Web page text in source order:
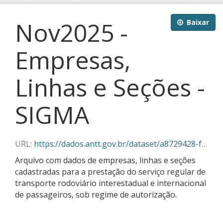
Baixar
Nov2025 -
Empresas,
Linhas e Seções -
SIGMA
URL: https://dados.antt.gov.br/dataset/a8729428-f382-430c-abe5-6e5f85aa9a03/resource/70689b2f-756d-4314-aa7e-f2df7ef0e47e/download/11-2025_empresas_linhas_secoes_sigma.json
Arquivo com dados de empresas, linhas e seções
cadastradas para a prestação do serviço regular de
transporte rodoviário interestadual e internacional
de passageiros, sob regime de autorização.